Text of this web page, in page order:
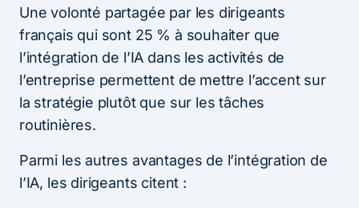
Une volonté partagée par les dirigeants
français qui sont 25 % à souhaiter que
l’intégration de l’IA dans les activités de
l’entreprise permettent de mettre l’accent sur
la stratégie plutôt que sur les tâches
routinières.
Parmi les autres avantages de l’intégration de
l’IA, les dirigeants citent :